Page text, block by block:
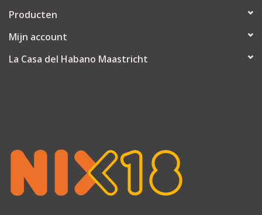
Producten
Mijn account
La Casa del Habano Maastricht